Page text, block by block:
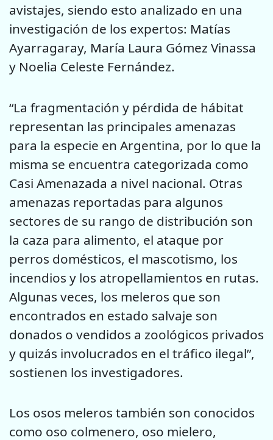
avistajes, siendo esto analizado en una
investigación de los expertos: Matías
Ayarragaray, María Laura Gómez Vinassa
y Noelia Celeste Fernández.
“La fragmentación y pérdida de hábitat
representan las principales amenazas
para la especie en Argentina, por lo que la
misma se encuentra categorizada como
Casi Amenazada a nivel nacional. Otras
amenazas reportadas para algunos
sectores de su rango de distribución son
la caza para alimento, el ataque por
perros domésticos, el mascotismo, los
incendios y los atropellamientos en rutas.
Algunas veces, los meleros que son
encontrados en estado salvaje son
donados o vendidos a zoológicos privados
y quizás involucrados en el tráfico ilegal”,
sostienen los investigadores.
Los osos meleros también son conocidos
como oso colmenero, oso mielero,